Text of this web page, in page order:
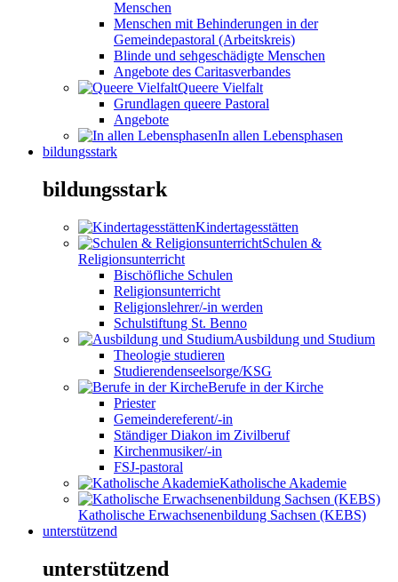
Menschen
Menschen mit Behinderungen in der
Gemeindepastoral (Arbeitskreis)
Blinde und sehgeschädigte Menschen
Angebote des Caritasverbandes
Queere Vielfalt
Grundlagen queere Pastoral
Angebote
In allen Lebensphasen
bildungsstark
bildungsstark
Kindertagesstätten
Schulen &
Religionsunterricht
Bischöfliche Schulen
Religionsunterricht
Religionslehrer/-in werden
Schulstiftung St. Benno
Ausbildung und Studium
Theologie studieren
Studierendenseelsorge/KSG
Berufe in der Kirche
Priester
Gemeindereferent/-in
Ständiger Diakon im Zivilberuf
Kirchenmusiker/-in
FSJ-pastoral
Katholische Akademie
Katholische Erwachsenenbildung Sachsen (KEBS)
unterstützend
unterstützend